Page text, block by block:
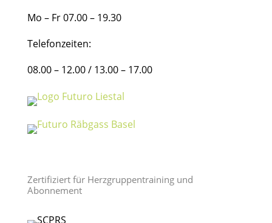
Mo – Fr 07.00 – 19.30
Telefonzeiten:
08.00 – 12.00 / 13.00 – 17.00
Zertifiziert für Herzgruppentraining und
Abonnement